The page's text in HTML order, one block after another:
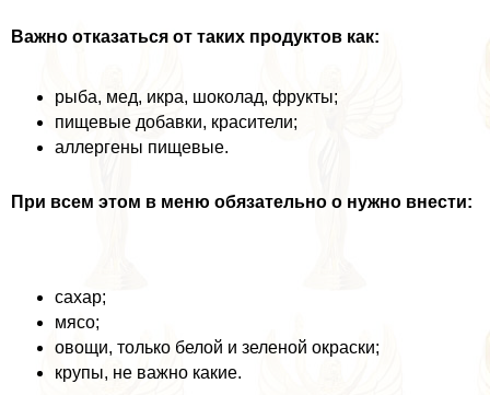
Важно отказаться от таких продуктов как:
рыба, мед, икра, шоколад, фрукты;
пищевые добавки, красители;
аллергены пищевые.
При всем этом в меню обязательно о нужно внести:
сахар;
мясо;
овощи, только белой и зеленой окраски;
крупы, не важно какие.